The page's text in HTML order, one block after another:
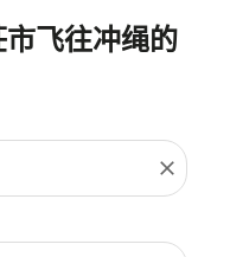
飞往冲绳的
close
调整您的筛选条件。